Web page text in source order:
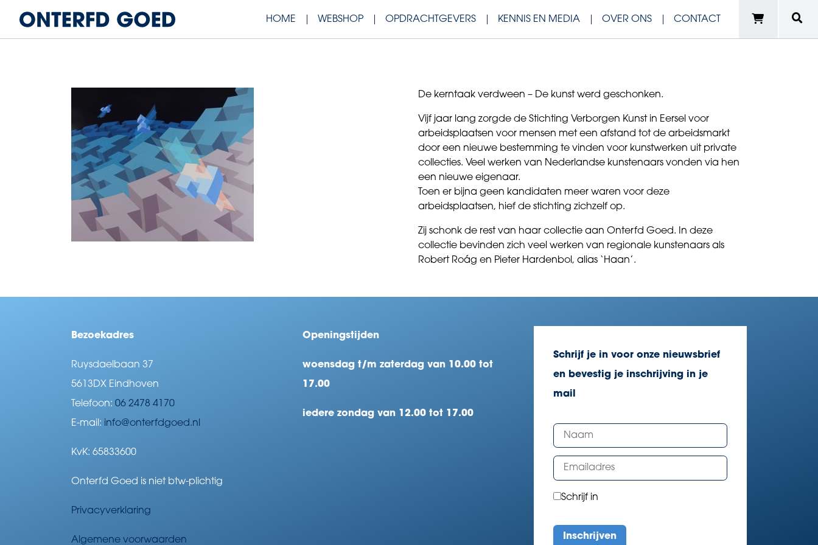
HOME WEBSHOP OPDRACHTGEVERS KENNIS EN MEDIA OVER ONS CONTACT
De kerntaak verdween – De kunst werd geschonken.
Vijf jaar lang zorgde de Stichting Verborgen Kunst in Eersel voor
arbeidsplaatsen voor mensen met een afstand tot de arbeidsmarkt
door een nieuwe bestemming te vinden voor kunstwerken uit private
collecties. Veel werken van Nederlandse kunstenaars vonden via hen
een nieuwe eigenaar.
Toen er bijna geen kandidaten meer waren voor deze
arbeidsplaatsen, hief de stichting zichzelf op.
Zij schonk de rest van haar collectie aan Onterfd Goed. In deze
collectie bevinden zich veel werken van regionale kunstenaars als
Robert Roág en Pieter Hardenbol, alias ‘Haan’.
Bezoekadres
Ruysdaelbaan 37
5613DX Eindhoven
Telefoon: 06 2478 4170
E-mail: info@onterfdgoed.nl
KvK: 65833600
Onterfd Goed is niet btw-plichtig
Privacyverklaring
Algemene voorwaarden
Openingstijden
woensdag t/m zaterdag van 10.00 tot
17.00
iedere zondag van 12.00 tot 17.00
Schrijf je in voor onze nieuwsbrief
en bevestig je inschrijving in je
mail
Schrijf in